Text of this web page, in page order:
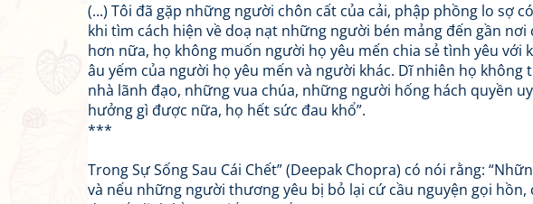
(...) Tôi đã gặp những người chôn cất của cải, phập phồng lo sợ
khi tìm cách hiện về doạ nạt những người bén mảng đến gần
hơn nữa, họ không muốn người họ yêu mến chia sẻ tình yêu với
âu yếm của người họ yêu mến và người khác. Dĩ nhiên họ
nhà lãnh đạo, những vua chúa, những người hống hách quyền
hưởng gì được nữa, họ hết sức đau khổ”.
***
Trong Sự Sống Sau Cái Chết” (Deepak Chopra) có nói rằng:
và nếu những người thương yêu bị bỏ lại cứ cầu nguyện gọi